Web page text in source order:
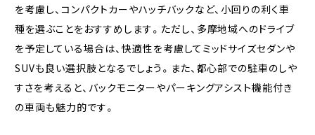
を考慮し、コンパクトカーやハッチバックなど、小回りの利く車
種を選ぶことをおすすめします。ただし、多摩地域へのドライブ
を予定している場合は、快適性を考慮してミッドサイズセダンや
SUVも良い選択肢となるでしょう。また、都心部での駐車のしや
すさを考えると、バックモニターやパーキングアシスト機能付き
の車両も魅力的です。